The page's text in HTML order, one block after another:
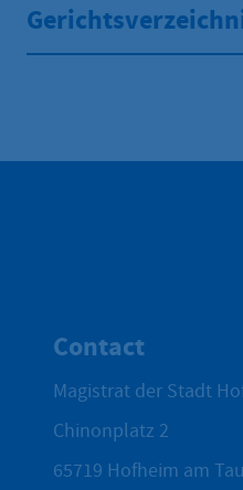
Contact
Magistrat der Stadt
Chinonplatz 2
65719 Hofheim am